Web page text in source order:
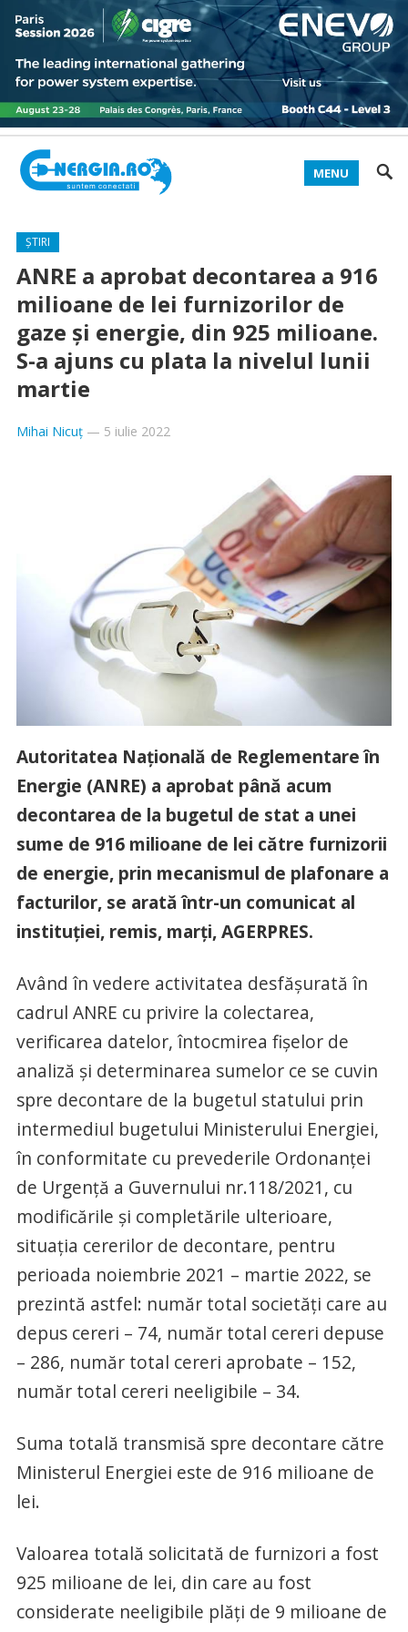
MENU
ȘTIRI
ANRE a aprobat decontarea a 916
milioane de lei furnizorilor de
gaze și energie, din 925 milioane.
S-a ajuns cu plata la nivelul lunii
martie
Mihai Nicuț— 5 iulie 2022
Autoritatea Naţională de Reglementare în
Energie (ANRE) a aprobat până acum
decontarea de la bugetul de stat a unei
sume de 916 milioane de lei către furnizorii
de energie, prin mecanismul de plafonare a
facturilor, se arată într-un comunicat al
instituţiei, remis, marţi, AGERPRES.
Având în vedere activitatea desfăşurată în
cadrul ANRE cu privire la colectarea,
verificarea datelor, întocmirea fişelor de
analiză şi determinarea sumelor ce se cuvin
spre decontare de la bugetul statului prin
intermediul bugetului Ministerului Energiei,
în conformitate cu prevederile Ordonanţei
de Urgenţă a Guvernului nr.118/2021, cu
modificările şi completările ulterioare,
situaţia cererilor de decontare, pentru
perioada noiembrie 2021 – martie 2022, se
prezintă astfel: număr total societăţi care au
depus cereri – 74, număr total cereri depuse
– 286, număr total cereri aprobate – 152,
număr total cereri neeligibile – 34.
Suma totală transmisă spre decontare către
Ministerul Energiei este de 916 milioane de
lei.
Valoarea totală solicitată de furnizori a fost
925 milioane de lei, din care au fost
considerate neeligibile plăţi de 9 milioane de